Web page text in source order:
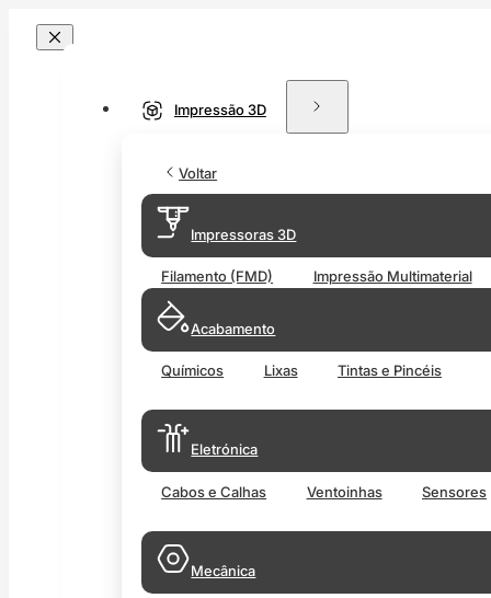
Impressão 3D
Voltar
Impressoras 3D
Filamento (FMD) Impressão Multimaterial
Acabamento
Químicos Lixas Tintas e Pincéis
Eletrónica
Cabos e Calhas Ventoinhas Sensores
Mecânica